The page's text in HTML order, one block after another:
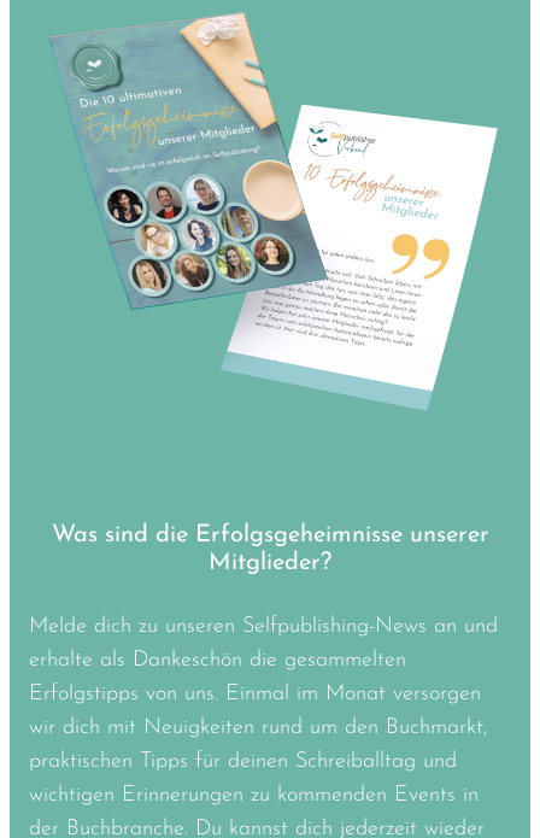
Was sind die Erfolgsgeheimnisse unserer
Mitglieder?
Melde dich zu unseren Selfpublishing-News an und
erhalte als Dankeschön die gesammelten
Erfolgstipps von uns. Einmal im Monat versorgen
wir dich mit Neuigkeiten rund um den Buchmarkt,
praktischen Tipps für deinen Schreiballtag und
wichtigen Erinnerungen zu kommenden Events in
der Buchbranche. Du kannst dich jederzeit wieder